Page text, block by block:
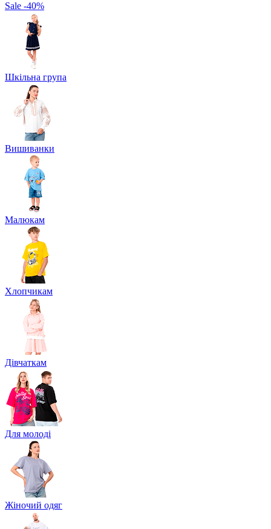
Sale -40%
Шкільна група
Вишиванки
Малюкам
Хлопчикам
Дівчаткам
Для молоді
Жіночий одяг